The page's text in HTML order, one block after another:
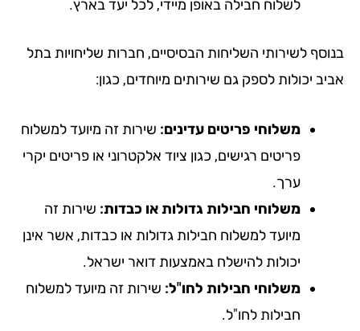
לשלוח חבילה באופן מיידי, לכל יעד בארץ.
לשירותי השליחות הבסיסיים, חברות שליחויות בתל
יכולות לספק גם שירותים מיוחדים, כגון:
משלוחי פריטים עדינים:שירות זה מיועד למשלוח
פריטים רגישים, כגון ציוד אלקטרוני או פריטים יקרי
משלוחי חבילות גדולות או כבדות:שירות זה
מיועד למשלוח חבילות גדולות או כבדות, אשר אינן
יכולות להישלח באמצעות דואר ישראל.
משלוחי חבילות לחו"ל:שירות זה מיועד למשלוח
חבילות לחו"ל.